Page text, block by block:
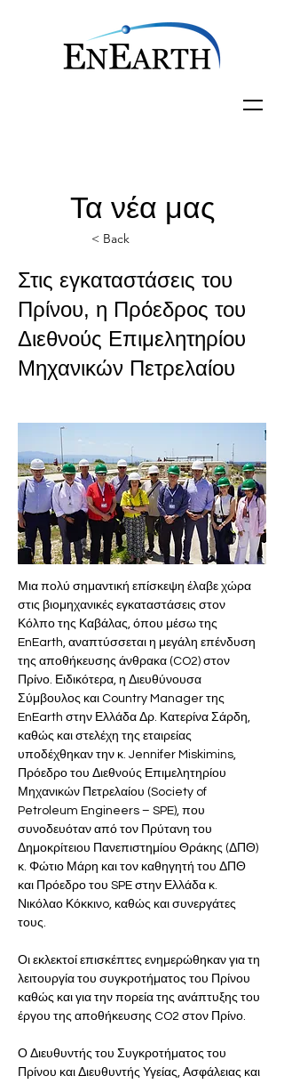
Τα νέα μας
< Back
Στις εγκαταστάσεις του
Πρίνου, η Πρόεδρος του
Διεθνούς Επιμελητηρίου
Μηχανικών Πετρελαίου
Μια πολύ σημαντική επίσκεψη έλαβε χώρα
στις βιομηχανικές εγκαταστάσεις στον
Κόλπο της Καβάλας, όπου μέσω της
EnEarth, αναπτύσσεται η μεγάλη επένδυση
της αποθήκευσης άνθρακα (CO2) στον
Πρίνο. Ειδικότερα, η Διευθύνουσα
Σύμβουλος και Country Manager της
EnEarth στην Ελλάδα Δρ. Κατερίνα Σάρδη,
καθώς και στελέχη της εταιρείας
υποδέχθηκαν την κ. Jennifer Miskimins,
Πρόεδρο του Διεθνούς Επιμελητηρίου
Μηχανικών Πετρελαίου (Society of
Petroleum Engineers – SPE), που
συνοδευόταν από τον Πρύτανη του
Δημοκρίτειου Πανεπιστημίου Θράκης (ΔΠΘ)
κ. Φώτιο Μάρη και τον καθηγητή του ΔΠΘ
και Πρόεδρο του SPE στην Ελλάδα κ.
Νικόλαο Κόκκινo, καθώς και συνεργάτες
τους.
Οι εκλεκτοί επισκέπτες ενημερώθηκαν για τη
λειτουργία του συγκροτήματος του Πρίνου
καθώς και για την πορεία της ανάπτυξης του
έργου της αποθήκευσης CO2 στον Πρίνο.
Ο Διευθυντής του Συγκροτήματος του
Πρίνου και Διευθυντής Υγείας, Ασφάλειας και